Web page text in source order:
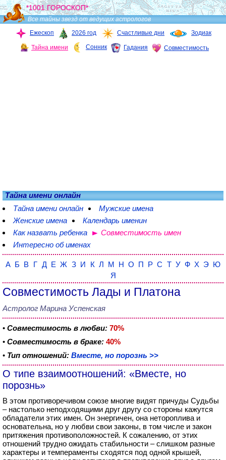
*1001 ГОРОСКОП*
Все тайны звезд от ведущих астрологов
Ежескоп
2026 год Счастливые дни Зодиак
Тайна имени Сонник Гадания Совместимость
Тайна имени онлайн
Тайна имени онлайн
Мужские имена
Женские имена
Календарь именин
Как назвать ребенка
Совместимость имен
Интересно об именах
А Б В Г Д Е Ж З И К Л М Н О П Р С Т У Ф Х Э Ю
Я
Совместимость Лады и Платона
Астролог Марина Успенская
• Совместимость в любви: 70%
• Совместимость в браке: 40%
• Тип отношений: Вместе, но порознь >>
О типе взаимоотношений: «Вместе, но
порознь»
В этом противоречивом союзе многие видят причуды Судьбы
– настолько неподходящими друг другу со стороны кажутся
обладатели этих имен. Он энергичен, она нетороплива и
основательна, но у любви свои законы, в том числе и закон
притяжения противоположностей. К сожалению, от этих
отношений трудно ожидать стабильности – слишком разные
характеры и темпераменты сходятся под одной крышей,